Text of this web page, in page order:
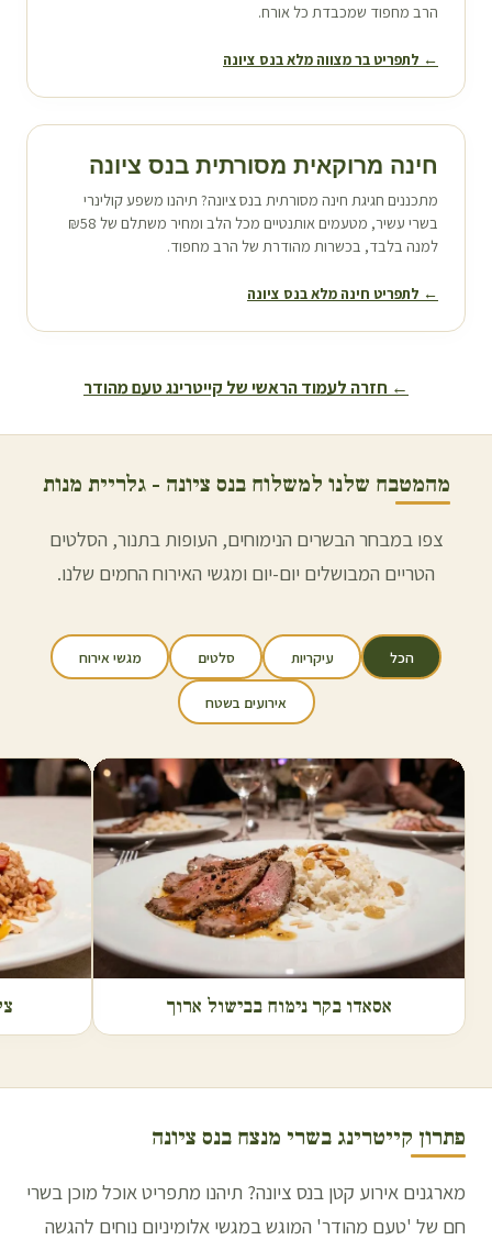
הרב מחפוד שמכבדת כל אורח.
← לתפריט בר מצווה מלא בנס ציונה
חינה מרוקאית מסורתית בנס ציונה
מתכננים חגיגת חינה מסורתית בנס ציונה? תיהנו משפע קולינרי
בשרי עשיר, מטעמים אותנטיים מכל הלב ומחיר משתלם של ₪58
למנה בלבד, בכשרות מהודרת של הרב מחפוד.
← לתפריט חינה מלא בנס ציונה
← חזרה לעמוד הראשי של קייטרינג טעם מהודר
מהמטבח שלנו למשלוח בנס ציונה - גלריית מנות
צפו במבחר הבשרים הנימוחים, העופות בתנור, הסלטים
הטריים המבושלים יום-יום ומגשי האירוח החמים שלנו.
הכל עיקריות סלטים מגשי אירוח
אירועים בשטח
אסאדו בקר נימוח בבישול ארוך
פתרון קייטרינג בשרי מנצח בנס ציונה
מארגנים אירוע קטן בנס ציונה? תיהנו מתפריט אוכל מוכן בשרי
חם של 'טעם מהודר' המוגש במגשי אלומיניום נוחים להגשה